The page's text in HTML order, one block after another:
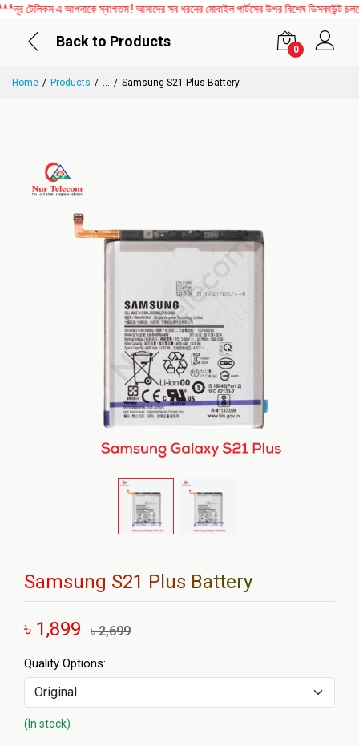
এ আপনাকে স্বাগতম ! আমাদের সব ধরনের মোবাইল পার্টসের উপর বিশেষ ডিসকাউন্ট
Back to Products
0
Home Products ... Samsung S21 Plus Battery
Samsung S21 Plus Battery
৳ 1,899 ৳ 2,699
Quality Options:
(In stock)